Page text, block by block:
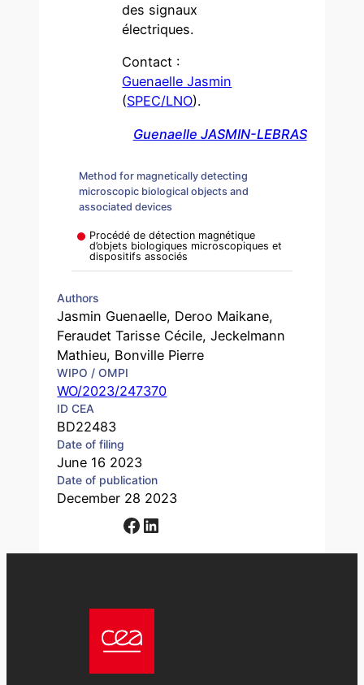
Method for magnetically detecting
microscopic biological objects and
associated devices
Procédé de détection magnétique
d’objets biologiques microscopiques et
dispositifs associés
Authors
Jasmin Guenaelle, Deroo Maikane,
Feraudet Tarisse Cécile, Jeckelmann
Mathieu, Bonville Pierre
WIPO / OMPI
WO/2023/247370
ID CEA
BD22483
Date of filing
June 16 2023
Date of publication
December 28 2023
Facebook LinkedIn
des signaux
électriques.
Contact :
Guenaelle Jasmin
(SPEC/LNO).
Guenaelle JASMIN-LEBRAS